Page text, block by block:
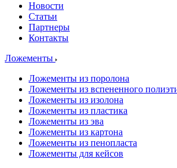
Новости
Статьи
Партнеры
Контакты
Ложементы
Ложементы из поролона
Ложементы из вспененного
Ложементы из изолона
Ложементы из пластика
Ложементы из эва
Ложементы из картона
Ложементы из пенопласта
Ложементы для кейсов